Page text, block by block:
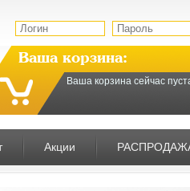
Ваша корзина:
Ваша корзина сейчас
Акции